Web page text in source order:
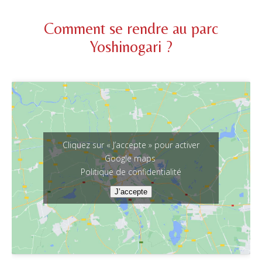
Comment se rendre au parc
Yoshinogari ?
Cliquez sur « J’accepte » pour activer
Google maps
Politique de confidentialité
J’accepte